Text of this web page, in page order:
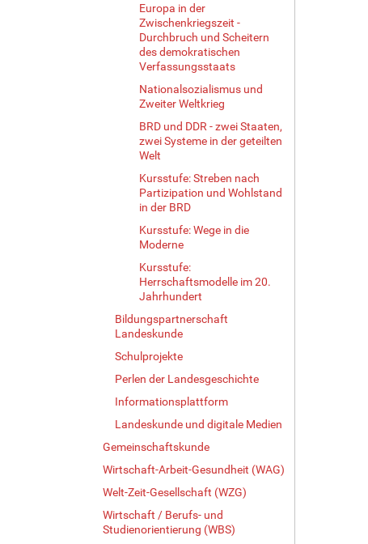
Europa in der
Zwischenkriegszeit -
Durchbruch und Scheitern
des demokratischen
Verfassungsstaats
Nationalsozialismus und
Zweiter Weltkrieg
BRD und DDR - zwei Staaten,
zwei Systeme in der geteilten
Welt
Kursstufe: Streben nach
Partizipation und Wohlstand
in der BRD
Kursstufe: Wege in die
Moderne
Kursstufe:
Herrschaftsmodelle im 20.
Jahrhundert
Bildungspartnerschaft
Landeskunde
Schulprojekte
Perlen der Landesgeschichte
Informationsplattform
Landeskunde und digitale Medien
Gemeinschaftskunde
Wirtschaft-Arbeit-Gesundheit (WAG)
Welt-Zeit-Gesellschaft (WZG)
Wirtschaft / Berufs- und
Studienorientierung (WBS)